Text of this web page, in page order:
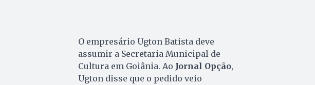
O empresário Ugton Batista deve
assumir a Secretaria Municipal de
Cultura em Goiânia. Ao Jornal Opção,
Ugton disse que o pedido veio